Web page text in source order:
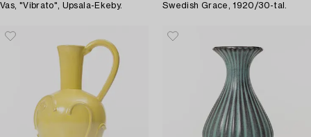
Vas, "Vibrato", Upsala-Ekeby. Swedish Grace, 1920/30-tal.